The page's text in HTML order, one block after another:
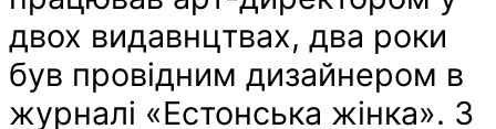
двох видавнцтвах, два роки
був провідним дизайнером в
журналі «Естонська жінка». З